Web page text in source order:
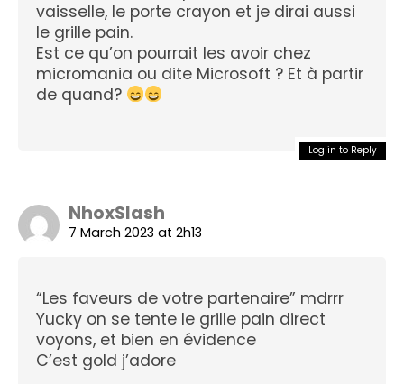
vaisselle, le porte crayon et je dirai aussi
le grille pain.
Est ce qu’on pourrait les avoir chez
micromania ou dite Microsoft ? Et à partir
de quand?
Log in to Reply
NhoxSlash
7 March 2023 at 2h13
“Les faveurs de votre partenaire” mdrrr
Yucky on se tente le grille pain direct
voyons, et bien en évidence
C’est gold j’adore